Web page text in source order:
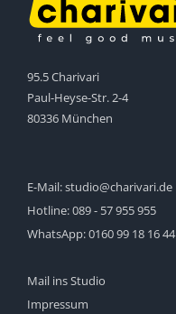
95.5 Charivari
Paul-Heyse-Str. 2-4
80336 München
E-Mail:studio@charivari.de
Hotline:089 - 57 955 955
WhatsApp:0160 99 18 16 44
Mail ins Studio
Impressum